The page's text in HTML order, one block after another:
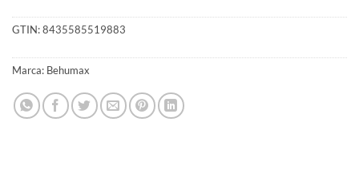
GTIN:8435585519883
Marca: Behumax